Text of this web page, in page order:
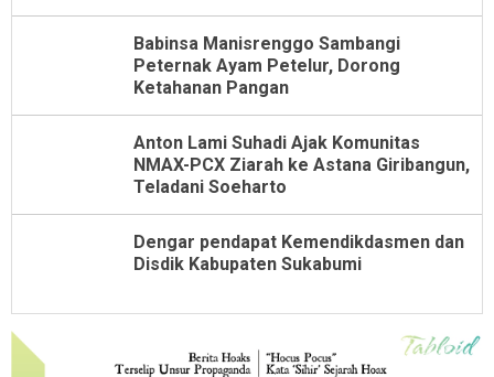
Babinsa Manisrenggo Sambangi
Peternak Ayam Petelur, Dorong
Ketahanan Pangan
Anton Lami Suhadi Ajak Komunitas
NMAX-PCX Ziarah ke Astana Giribangun,
Teladani Soeharto
Dengar pendapat Kemendikdasmen dan
Disdik Kabupaten Sukabumi